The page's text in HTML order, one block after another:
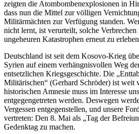
zeigten die Atombombenexplosionen in
dass nun die Mittel zur völligen
Militärmächten zur Verfügung standen.
nicht lernt, ist verurteilt, solche Verbrechen
ungeheuren Katastrophen erneut zu
Deutschland ist seit dem Kosovo-Krieg
Syrien auf einem verhängnisvollen Weg
entsetzlichen Kriegsgeschichte. Die
Militärischen“ (Gerhard Schröder) ist weit
historischen Amnesie muss im Interesse
entgegengetreten werden. Deswegen
Vergessen entgegenstellen, und unsere
vertreten: Den 8. Mai als „Tag der
Gedenktag zu machen.